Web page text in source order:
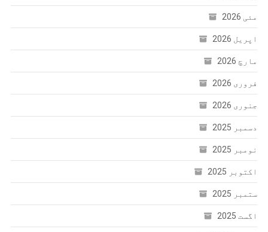
مئی 2026
اپریل 2026
مارچ 2026
فروری 2026
جنوری 2026
دسمبر 2025
نومبر 2025
اکتوبر 2025
ستمبر 2025
اگست 2025